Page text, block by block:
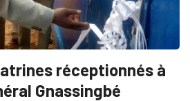
réceptionnés à
Gnassingbé